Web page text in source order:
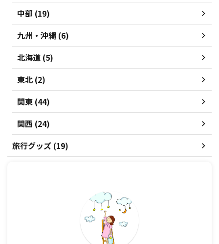
中部 (19)
九州・沖縄 (6)
北海道 (5)
東北 (2)
関東 (44)
関西 (24)
旅行グッズ (19)